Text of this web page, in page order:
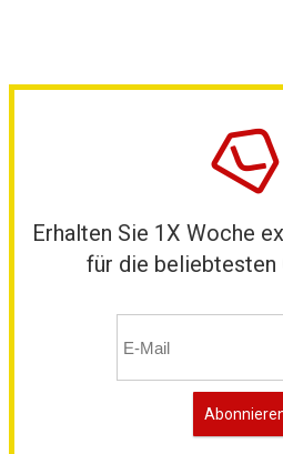
Erhalten Sie 1X Woche
für die beliebtesten